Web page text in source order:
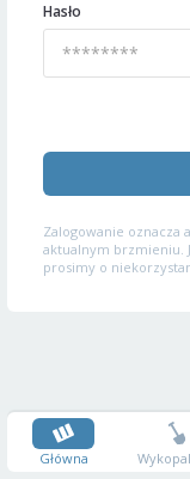
Hasło
Zalogowanie oznacza
aktualnym brzmieniu.
prosimy o
Główna